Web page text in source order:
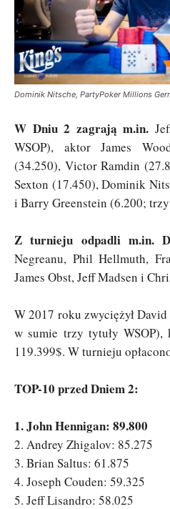
Dominik Nitsche, PartyPoker Millions
W Dniu 2 zagrają m.in.
WSOP), aktor James
(34.250), Victor Ramdin
Sexton (17.450), Dominik
i Barry Greenstein (6.200;
Z turnieju odpadli m.in.
Negreanu, Phil Hellmuth,
James Obst, Jeff Madsen i
W 2017 roku zwyciężył
w sumie trzy tytuły WSOP),
119.399$. W turnieju
TOP-10 przed Dniem 2:
1. John Hennigan: 89.800
2. Andrey Zhigalov: 85.275
3. Brian Saltus: 61.875
4. Joseph Couden: 59.325
5. Jeff Lisandro: 58.025